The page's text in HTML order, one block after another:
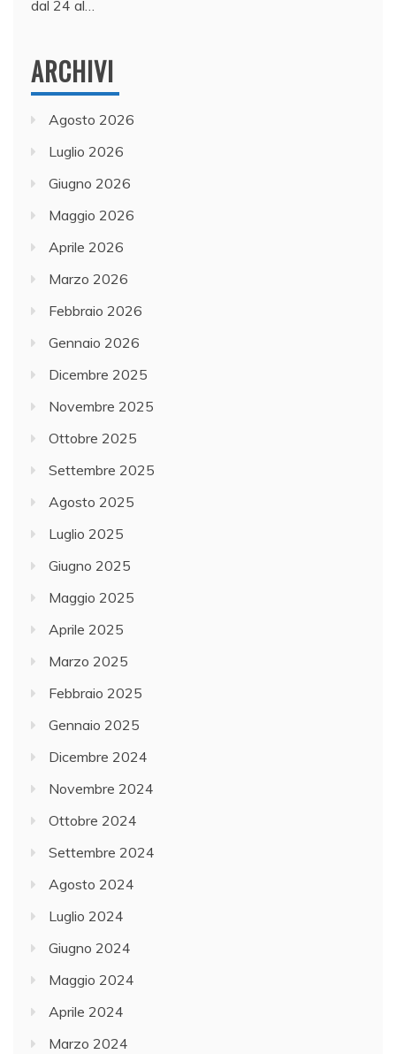
dal 24 al…
ARCHIVI
Agosto 2026
Luglio 2026
Giugno 2026
Maggio 2026
Aprile 2026
Marzo 2026
Febbraio 2026
Gennaio 2026
Dicembre 2025
Novembre 2025
Ottobre 2025
Settembre 2025
Agosto 2025
Luglio 2025
Giugno 2025
Maggio 2025
Aprile 2025
Marzo 2025
Febbraio 2025
Gennaio 2025
Dicembre 2024
Novembre 2024
Ottobre 2024
Settembre 2024
Agosto 2024
Luglio 2024
Giugno 2024
Maggio 2024
Aprile 2024
Marzo 2024